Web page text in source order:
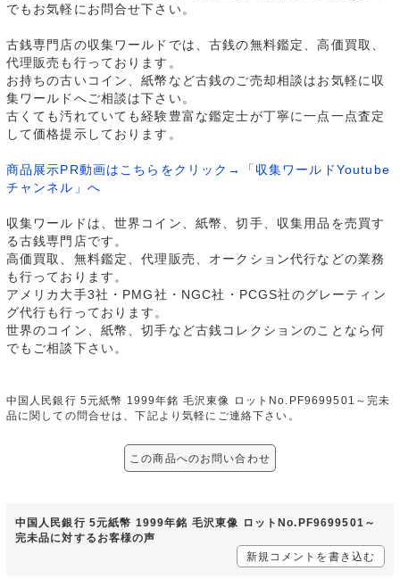
でもお気軽にお問合せ下さい。
古銭専門店の収集ワールドでは、古銭の無料鑑定、高価買取、
代理販売も行っております。
お持ちの古いコイン、紙幣など古銭のご売却相談はお気軽に収
集ワールドへご相談は下さい。
古くても汚れていても経験豊富な鑑定士が丁寧に一点一点査定
して価格提示しております。
商品展示PR動画はこちらをクリック→「収集ワールドYoutube
チャンネル」へ
収集ワールドは、世界コイン、紙幣、切手、収集用品を売買す
る古銭専門店です。
高価買取、無料鑑定、代理販売、オークション代行などの業務
も行っております。
アメリカ大手3社・PMG社・NGC社・PCGS社のグレーティン
グ代行も行っております。
世界のコイン、紙幣、切手など古銭コレクションのことなら何
でもご相談下さい。
中国人民銀行 5元紙幣 1999年銘 毛沢東像 ロットNo.PF9699501～完未
品に関しての問合せは、下記より気軽にご連絡下さい。
この商品へのお問い合わせ
中国人民銀行 5元紙幣 1999年銘 毛沢東像 ロットNo.PF9699501～
完未品に対するお客様の声
新規コメントを書き込む